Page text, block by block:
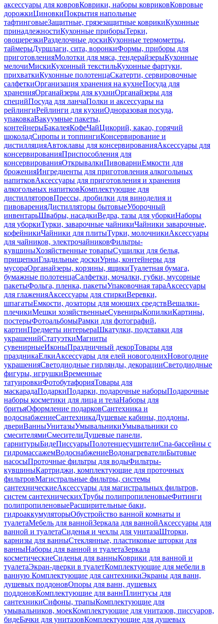
аксессуары для ковровКоврики, наборы ковриковКовровые
дорожкиЦиновкиПокрытия напольные
тафтинговыеЗащитные, грязезащитные коврикиКухонные
принадлежностиКухонные приборыТерки,
овощерезкиРазделочные доскиКухонные термометры,
таймерыДуршлаги, сита, воронкиФормы, приборы для
приготовленияМолотки для мяса, тендерайзерыКухонные
мелочиМискиКухонный текстильКухонные фартуки,
прихваткиКухонные полотенцаСкатерти, сервировочные
салфеткиОрганизация хранения на кухнеПосуда для
храненияОрганайзеры для кухниОрганайзеры для
специйПосуда для ланчаПолки и аксессуары на
рейлингиРейлинги для кухниОдноразовая посуда,
упаковкаВакуумные пакеты,
контейнерыБакалеяКофеЧайЦикорий, какао, горячий
шоколадСиропы и топпингиКонсервирование и
дистилляцияАвтоклавы для консервированияАксессуары для
консервированияПриспособления для
консервированияОткрывалкиПивоварниЕмкости для
броженияИнгредиенты для приготовления алкогольных
напитковАксессуары для приготовления и хранения
алкогольных напитковКомплектующие для
дистилляторовПрессы, дробилки для виноделия и
пивоваренияДистилляторы бытовыеУборочный
инвентарьШвабры, насадкиВедра, тазы для уборкиНаборы
для уборкиТурки, заварочные чайникиЧайники заварочные,
кофейникиЧайники для плитыТурки, молочникиАксессуары
для чайников, электрочайниковФильтры-
кувшиныХозяйственные товарыСушилки для белья,
прищепкиГладильные доскиУрны, контейнеры для
мусораОрганайзеры, корзины, ящикиТуалетная бумага,
бумажные полотенцаСалфетки, мочалки, губки, мусорные
пакетыФольга, пленка, пакетыУпаковочная тараАксессуары
для глаженияАксессуары для стиркиВеревки,
шпагатыЕмкости, дозаторы для моющих средствВешалки-
плечикиМешки хозяйственныеСувенирыКопилкиКартины,
постерыФотоальбомыРамки для фотографий,
картинПредметы интерьераШкатулки, подставки для
украшенийСтатуэткиМагниты
сувенирныеИконыПраздничный декорТовары для
праздникаЕлкиАксессуары для елей новогоднихНовогодние
украшенияСветодиодные гирлянды, декорацииСветодиодные
фигуры, игрушкиВременные
татуировкиФотобутафорияТовары для
маскарадаПодаркиПодарки, подарочные наборыПодарочные
наборы косметики для лица и телаНаборы для
бритьяОформление подарковСантехника и
водоснабжениеСантехникаДушевые кабины, поддоны,
двериВанныУнитазыУмывальникиУмывальники со
смесителямиСмесителиДушевые панели,
гарнитурыБидеПиссуарыПолотенцесушителиСпа-бассейны с
гидромассажемВодоснабжениеВодонагревателиБытовые
насосыПроточные фильтры для водыФильтры-
кувшиныКартриджи, комплектующие для проточных
фильтровМагистральные фильтры, системы
сантехническиеАксессуары для магистральных фильтров,
систем сантехническихТрубы полипропиленовыеФитинги
полипропиленовыеРасширительные баки,
гидроаккумуляторыОбустройство ванной комнаты и
туалетаМебель для ваннойЗеркала для ваннойАксессуары для
ванной и туалетаСиденья и чехлы для унитазаШторки,
карнизы для ванныСтеклянные, пластиковые шторки для
ванныНаборы для ванной и туалетаЗеркала
косметическиеСиденья для ванныКоврики для ванной и
туалетаЭкран-дверки в туалетКомплектующие для мебели в
ванную Комплектующие для сантехникиЭкраны для ванн,
душевых поддоновОпоры для ванн, душевых
поддоновКомплектующие для ваннПлинтусы для
сантехникиСифоны, трапыКомплектующие для
умывальников, моекКомплектующие для унитазов, писсуаров,
бидеБачки для унитазовКомплектующие для душевых